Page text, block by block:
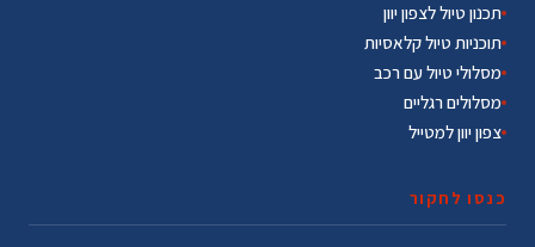
תכנון טיול לצפון יוון
תוכניות טיול קלאסיות
מסלולי טיול עם רכב
מסלולים רגליים
צפון יוון למטייל
כנסו לחקור